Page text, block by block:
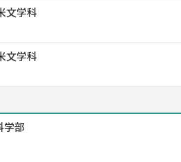
文学科
文学科
学部